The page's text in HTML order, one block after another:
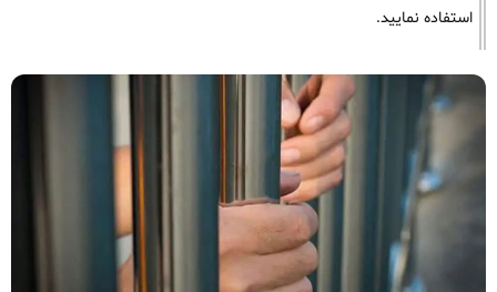
استفاده نمایید.